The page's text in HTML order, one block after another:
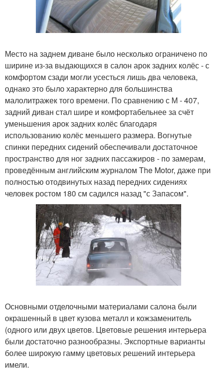
Место на заднем диване было несколько ограничено по
ширине из-за выдающихся в салон арок задних колёс - с
комфортом сзади могли усесться лишь два человека,
однако это было характерно для большинства
малолитражек того времени. По сравнению с М - 407,
задний диван стал шире и комфортабельнее за счёт
уменьшения арок задних колёс благодаря
использованию колёс меньшего размера. Вогнутые
спинки передних сидений обеспечивали достаточное
пространство для ног задних пассажиров - по замерам,
проведённым английским журналом The Motor, даже при
полностью отодвинутых назад передних сидениях
человек ростом 180 см садился назад "с Запасом".
Основными отделочными материалами салона были
окрашенный в цвет кузова металл и кожзаменитель
(одного или двух цветов. Цветовые решения интерьера
были достаточно разнообразны. Экспортные варианты
более широкую гамму цветовых решений интерьера
имели.